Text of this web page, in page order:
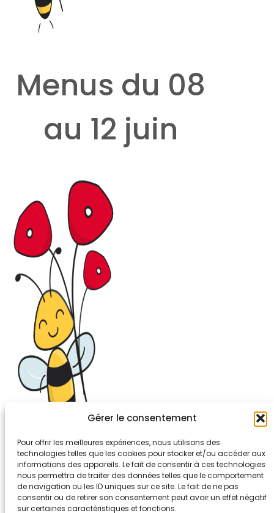
Gérer le consentement
Pour offrir les meilleures expériences, nous utilisons des
technologies telles que les cookies pour stocker et/ou accéder aux
informations des appareils. Le fait de consentir à ces technologies
nous permettra de traiter des données telles que le comportement
de navigation ou les ID uniques sur ce site. Le fait de ne pas
consentir ou de retirer son consentement peut avoir un effet négatif
sur certaines caractéristiques et fonctions.
Menus du 08
au 12 juin
26-30, rue de Bellevue
92700 COLOMBES
Tél. 01.56.83.88.30